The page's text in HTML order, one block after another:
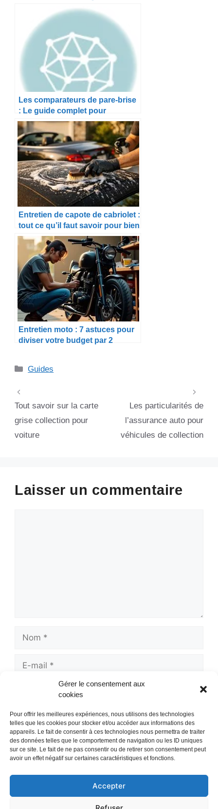
Gérer le consentement aux
cookies
Pour offrir les meilleures expériences, nous utilisons des technologies
telles que les cookies pour stocker et/ou accéder aux informations des
appareils. Le fait de consentir à ces technologies nous permettra de traiter
des données telles que le comportement de navigation ou les ID uniques
sur ce site. Le fait de ne pas consentir ou de retirer son consentement peut
avoir un effet négatif sur certaines caractéristiques et fonctions.
Accepter
Les comparateurs de pare-brise
: Le guide complet pour
remplacer votre pare-brise en
cas de sinistre
Entretien de capote de cabriolet :
tout ce qu’il faut savoir pour bien
s’en occuper
Entretien moto : 7 astuces pour
diviser votre budget par 2
Catégories
Guides
Tout savoir sur la carte
grise collection pour
voiture
Les particularités de
l’assurance auto pour
véhicules de collection
Laisser un commentaire